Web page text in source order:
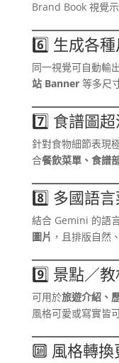
Brand Book 視覺示
6️⃣ 生成各
同一視覺可自動輸
站 Banner等多尺
7️⃣ 食譜圖
針對食物細節表現
合餐飲菜單、食譜
8️⃣ 多國語
結合 Gemini 的語
圖片 ，且排版自然
9️⃣ 景點／
可用於旅遊介紹、
風格可愛或寫實皆
🔟 風格轉換